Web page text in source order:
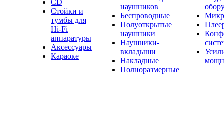
CD
Стойки и
тумбы для
Hi-Fi
аппаратуры
Аксессуары
Караоке
наушников
Беспроводные
Полуоткрытые
наушники
Наушники-
вкладыши
Накладные
Полноразмерные